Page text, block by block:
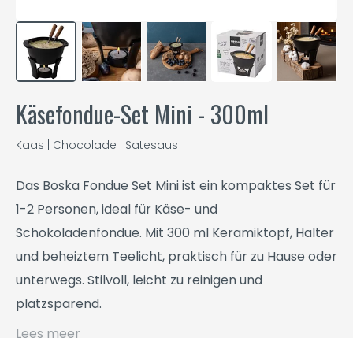
Käsefondue-Set Mini - 300ml
Kaas | Chocolade | Satesaus
Das Boska Fondue Set Mini ist ein kompaktes Set für
1-2 Personen, ideal für Käse- und
Schokoladenfondue. Mit 300 ml Keramiktopf, Halter
und beheiztem Teelicht, praktisch für zu Hause oder
unterwegs. Stilvoll, leicht zu reinigen und
platzsparend.
Lees meer